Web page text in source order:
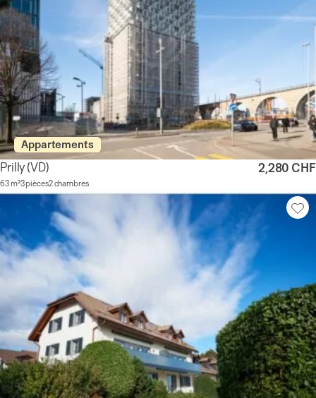
Appartements
Prilly(VD)
63 m²3 pièces2 chambres
2,280 CHF